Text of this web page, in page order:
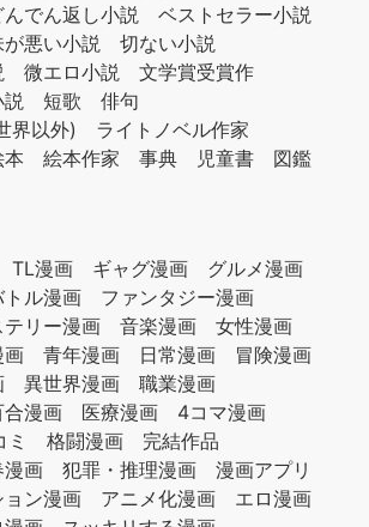
んでん返し小説
ベストセラー小説
悪い小説
切ない小説
微エロ小説
文学賞受賞作
短歌
俳句
界以外)
ライトノベル作家
本 絵本作家 事典 児童書
図鑑
TL漫画 ギャグ漫画
グルメ漫画
トル漫画
ファンタジー漫画
テリー漫画 音楽漫画
女性漫画
画 青年漫画 日常漫画
冒険漫画
異世界漫画
職業漫画
合漫画 医療漫画
4コマ漫画
ミ 格闘漫画
完結作品
漫画 犯罪・推理漫画
漫画アプリ
ョン漫画 アニメ化漫画
エロ漫画